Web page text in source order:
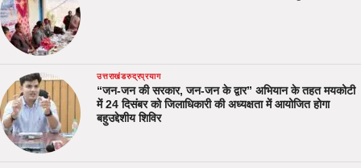
उत्तराखंडरुद्रप्रयाग
“जन-जन की सरकार, जन-जन के द्वार” अभियान के तहत मयकोटी
में 24 दिसंबर को जिलाधिकारी की अध्यक्षता में आयोजित होगा
बहुउद्देशीय शिविर